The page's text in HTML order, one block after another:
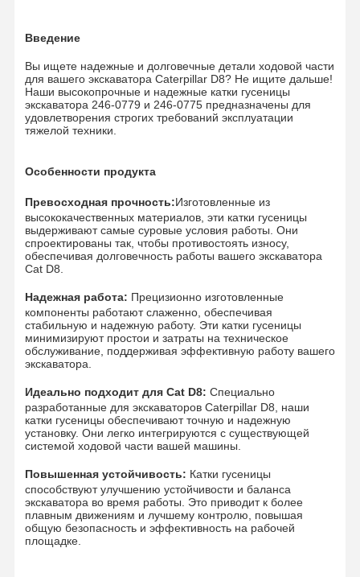
Главная
Страница
Продукция Ролики VR - Шоу
Введение
Вы ищете надежные и долговечные детали ходовой части
для вашего экскаватора Caterpillar D8? Не ищите дальше!
Наши высокопрочные и надежные катки гусеницы
экскаватора 246-0779 и 246-0775 предназначены для
удовлетворения строгих требований эксплуатации
тяжелой техники.
Особенности продукта
Превосходная прочность:Изготовленные из
высококачественных материалов, эти катки гусеницы
выдерживают самые суровые условия работы. Они
спроектированы так, чтобы противостоять износу,
обеспечивая долговечность работы вашего экскаватора
Cat D8.
Надежная работа: Прецизионно изготовленные
компоненты работают слаженно, обеспечивая
стабильную и надежную работу. Эти катки гусеницы
минимизируют простои и затраты на техническое
обслуживание, поддерживая эффективную работу вашего
экскаватора.
Идеально подходит для Cat D8: Специально
разработанные для экскаваторов Caterpillar D8, наши
катки гусеницы обеспечивают точную и надежную
установку. Они легко интегрируются с существующей
системой ходовой части вашей машины.
Повышенная устойчивость: Катки гусеницы
способствуют улучшению устойчивости и баланса
экскаватора во время работы. Это приводит к более
плавным движениям и лучшему контролю, повышая
общую безопасность и эффективность на рабочей
площадке.